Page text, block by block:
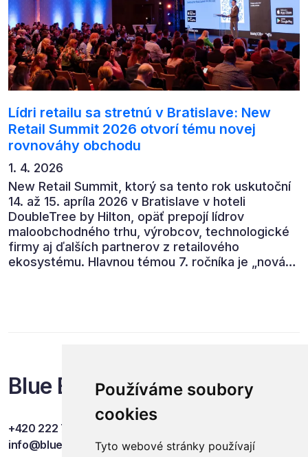
Používáme soubory
cookies
Tyto webové stránky používají
Lídri retailu sa stretnú v Bratislave: New
Retail Summit 2026 otvorí tému novej
rovnováhy obchodu
1. 4. 2026
New Retail Summit, ktorý sa tento rok uskutoční
14. až 15. apríla 2026 v Bratislave v hoteli
DoubleTree by Hilton, opäť prepojí lídrov
maloobchodného trhu, výrobcov, technologické
firmy aj ďalších partnerov z retailového
ekosystému. Hlavnou témou 7. ročníka je „nová
Blue Events
+420 222 749 841
info@blueevents.eu